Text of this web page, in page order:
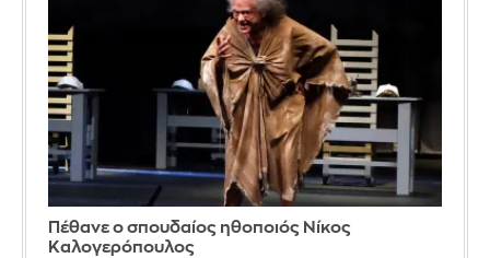
Πέθανε ο σπουδαίος ηθοποιός Νίκος
Καλογερόπουλος